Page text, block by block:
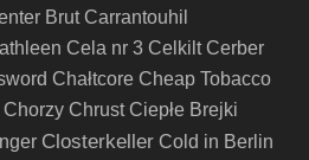
Brut Carrantouhil
Cela nr 3 Celkilt Cerber
Chałtcore Cheap Tobacco
Chorzy Chrust Ciepłe Brejki
Closterkeller Cold in Berlin